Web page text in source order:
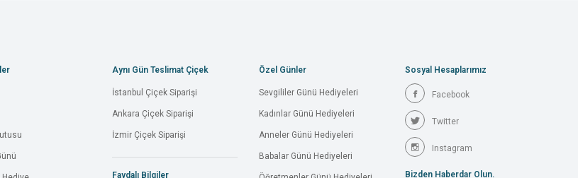
Aynı Gün Teslimat Çiçek
İstanbul Çiçek Siparişi
Ankara Çiçek Siparişi
İzmir Çiçek Siparişi
Faydalı Bilgiler
Özel Günler
Sevgililer Günü Hediyeleri
Kadınlar Günü Hediyeleri
Anneler Günü Hediyeleri
Babalar Günü Hediyeleri
Sosyal Hesaplarımız
Facebook
Twitter
Instagram
Bizden Haberdar Olun.